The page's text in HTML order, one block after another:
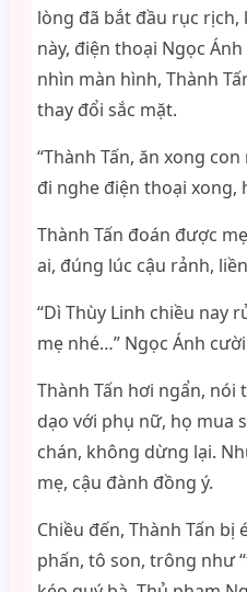
lòng đã bắt đầu rục
này, điện thoại Ngọc
nhìn màn hình, Thành
thay đổi sắc mặt.
“Thành Tấn, ăn xong
đi nghe điện thoại xong,
Thành Tấn đoán được
ai, đúng lúc cậu rảnh,
“Dì Thùy Linh chiều nay
mẹ nhé…” Ngọc Ánh
Thành Tấn hơi ngẩn,
dạo với phụ nữ, họ mua
chán, không dừng lại.
mẹ, cậu đành đồng ý.
Chiều đến, Thành Tấn bị
phấn, tô son, trông như